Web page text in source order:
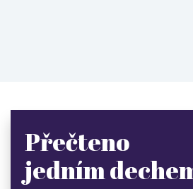
Přečteno
jedním